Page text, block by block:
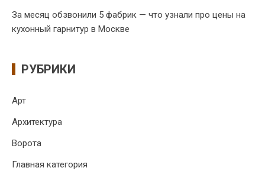
За месяц обзвонили 5 фабрик — что узнали про цены на
кухонный гарнитур в Москве
РУБРИКИ
Арт
Архитектура
Ворота
Главная категория